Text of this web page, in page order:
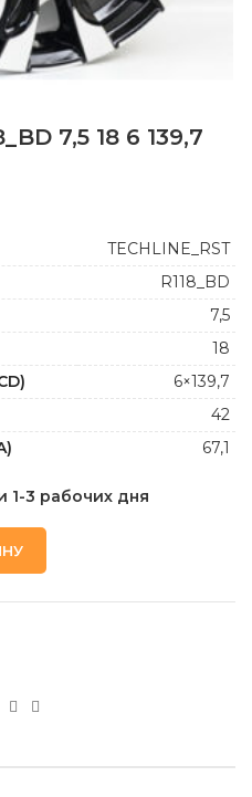
7,5 18 6 139,7
TECHLINE_RST
R118_BD
7,5
18
6×139,7
42
67,1
1-3 рабочих дня